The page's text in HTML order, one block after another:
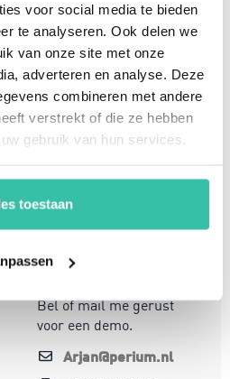
voor social media te bieden
te analyseren. Ook delen we
van onze site met onze
adverteren en analyse. Deze
combineren met andere
verstrekt of die ze hebben
gebruik van hun services.
toestaan
Arjan Kremer
Mede-oprichter Perium
B.V.
Met een achtergrond in
risicomanagement, ICT
en een passie voor
innovatie, help ik
steeds veranderende
wereld. Mijn focus ligt
werken.
Bel of mail me gerust
voor een demo.
Arjan@perium.nl